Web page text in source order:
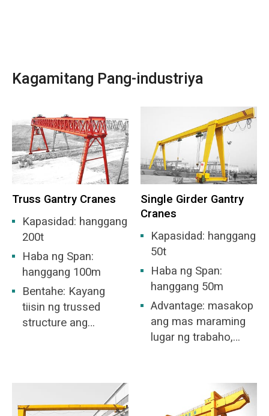
Kagamitang Pang-industriya
Truss Gantry Cranes
Kapasidad: hanggang
200t
Haba ng Span:
hanggang 100m
Bentahe: Kayang
tiisin ng trussed
structure ang
bukas na bakuran.
Single Girder Gantry
Cranes
Kapasidad: hanggang
50t
Haba ng Span:
hanggang 50m
Advantage: masakop
ang mas maraming
lugar ng trabaho,